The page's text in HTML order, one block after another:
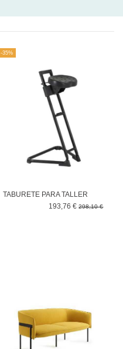
-35%
TABURETE PARA TALLER
193,76 €298,10 €